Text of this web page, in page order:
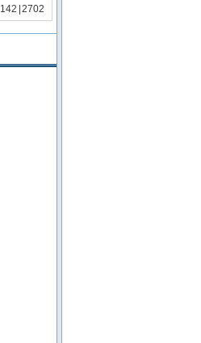
142 2702